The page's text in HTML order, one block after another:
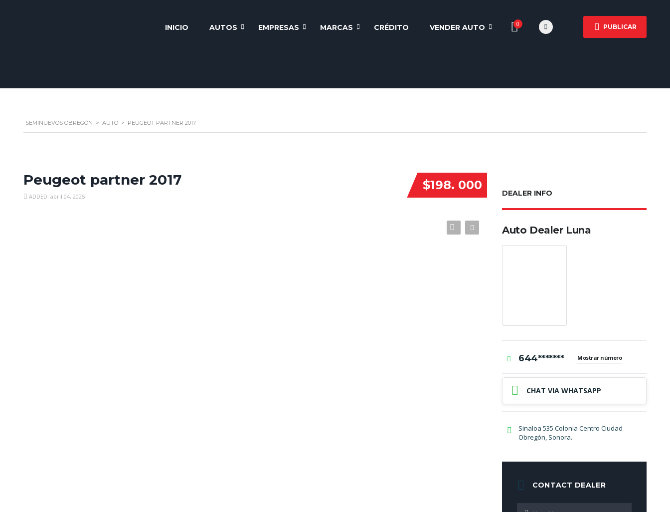
INICIO AUTOS EMPRESAS MARCAS CRÉDITO VENDER AUTO 0 PUBLICAR
SEMINUEVOS OBREGÓN > AUTO > PEUGEOT PARTNER 2017
$198. 000
Peugeot partner 2017
ADDED: abril 04, 2025 DEALER INFO
Auto Dealer Luna
644******* Mostrar número
CHAT VIA WHATSAPP
Sinaloa 535 Colonia Centro Ciudad
Obregón, Sonora.
CONTACT DEALER